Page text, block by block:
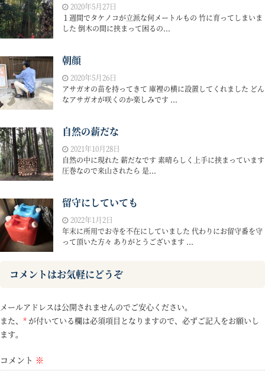
2020年5月27日
１週間でタケノコが立派な何メートルもの 竹に育ってしまいま
した 倒木の間に挟まって困るの...
朝顔
2020年5月26日
アサガオの苗を持ってきて 庫裡の横に設置してくれました どん
なアサガオが咲くのか楽しみです ...
自然の薪だな
2021年10月28日
自然の中に現れた 薪だなです 素晴らしく上手に挟まっています
圧巻なので来山されたら 是...
留守にしていても
2022年1月2日
年末に所用でお寺を不在にしていました 代わりにお留守番を守
って頂いた方々 ありがとうございます ...
コメントはお気軽にどうぞ
メールアドレスは公開されませんのでご安心ください。
また、 * が付いている欄は必須項目となりますので、必ずご記入をお願いし
ます。
コメント ※